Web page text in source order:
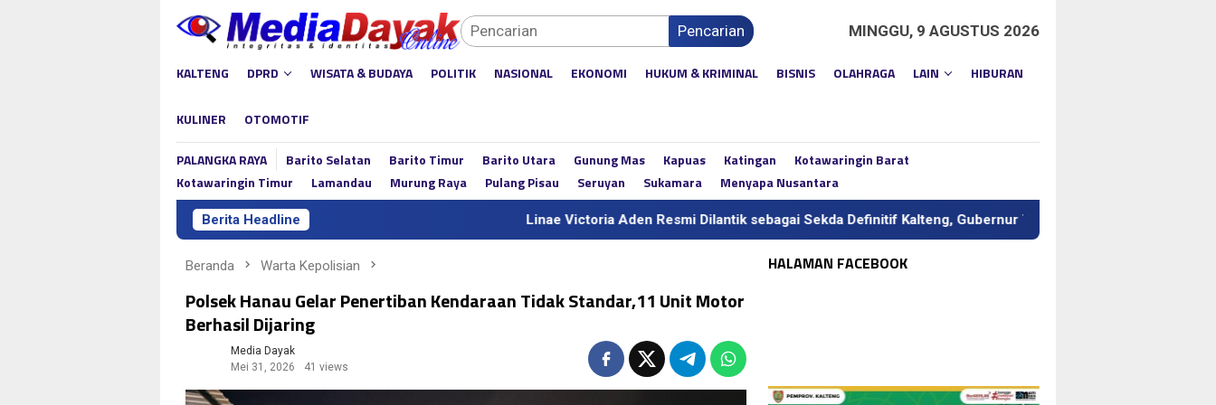
Loncat
Pencarian MINGGU, 9 AGUSTUS 2026
KALTENG DPRD WISATA & BUDAYA POLITIK NASIONAL EKONOMI HUKUM & KRIMINAL BISNIS OLAHRAGA LAIN HIBURAN
KULINER OTOMOTIF
PALANGKA RAYA Barito Selatan Barito Timur Barito Utara Gunung Mas Kapuas Katingan
Kotawaringin Barat
Kotawaringin Timur
Lamandau Murung Raya Pulang Pisau Seruyan Sukamara Menyapa Nusantara
Berita Headline Linae Victoria Aden Resmi Dilantik sebagai Sekda Definitif Kalteng, Gubernur Tekankan Kerja Keras dan Kolaborasi
Beranda Warta Kepolisian
Polsek Hanau Gelar Penertiban Kendaraan Tidak Standar,11 Unit Motor
Berhasil Dijaring
Media Dayak
Mei 31, 2026
41 views
HALAMAN FACEBOOK